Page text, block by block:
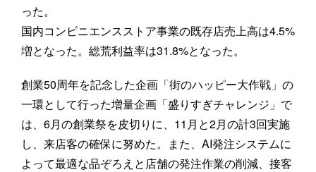
った。
国内コンビニエンスストア事業の既存店売上高は4.5%
増となった。総荒利益率は31.8%となった。
創業50周年を記念した企画「街のハッピー大作戦」の
一環として行った増量企画「盛りすぎチャレンジ」で
は、6月の創業祭を皮切りに、11月と2月の計3回実施
し、来店客の確保に努めた。また、AI発注システムに
よって最適な品ぞろえと店舗の発注作業の削減、接客